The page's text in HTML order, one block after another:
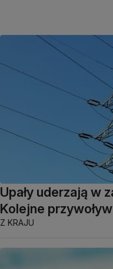
Upały uderzają w
Kolejne
Z KRAJU